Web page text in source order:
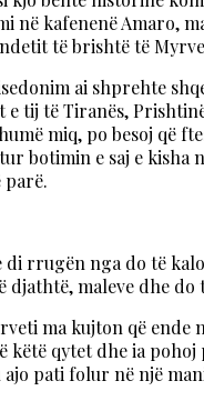
në kafenenë Amaro,
të brishtë të
ai shprehte
tij të Tiranës,
miq, po besoj që
botimin e saj e
rrugën nga do të
maleve dhe do
ma kujton që
këtë qytet dhe ia
pati folur në një